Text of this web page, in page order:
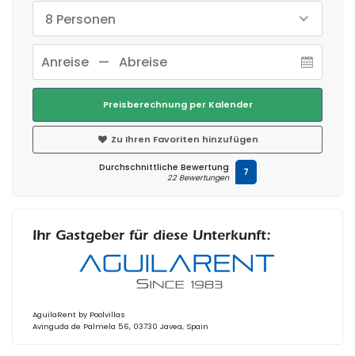
8 Personen
Preisberechnung per Kalender
Zu Ihren Favoriten hinzufügen
Durchschnittliche Bewertung
22 Bewertungen 7
Ihr Gastgeber für diese Unterkunft:
AguilaRent by Poolvillas
Avinguda de Palmela 56, 03730 Javea, Spain